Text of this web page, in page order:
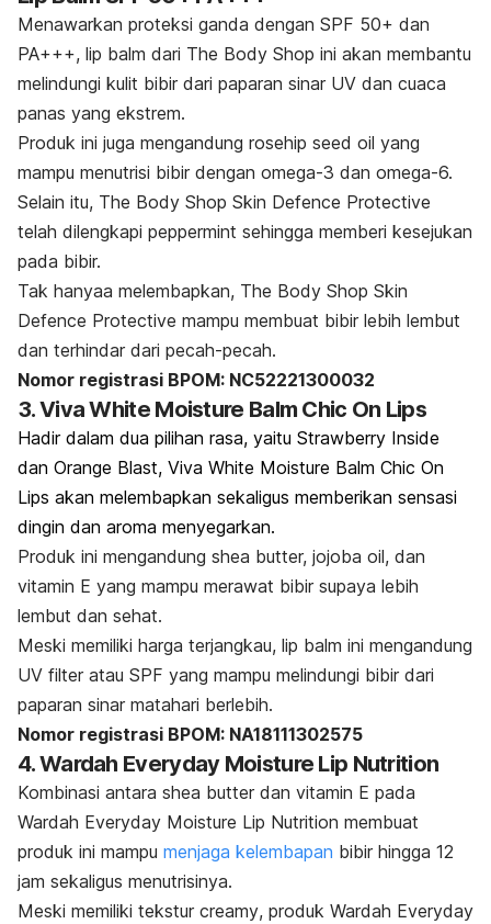
Menawarkan proteksi ganda dengan SPF 50+ dan
PA+++, lip balm dari The Body Shop ini akan membantu
melindungi kulit bibir dari paparan sinar UV dan cuaca
panas yang ekstrem.
Produk ini juga mengandung rosehip seed oil yang
mampu menutrisi bibir dengan omega-3 dan omega-6.
Selain itu, The Body Shop Skin Defence Protective
telah dilengkapi peppermint sehingga memberi kesejukan
pada bibir.
Tak hanyaa melembapkan, The Body Shop Skin
Defence Protective mampu membuat bibir lebih lembut
dan terhindar dari pecah-pecah.
Nomor registrasi BPOM: NC52221300032
3. Viva White Moisture Balm Chic On Lips
Hadir dalam dua pilihan rasa, yaitu Strawberry Inside
dan Orange Blast, Viva White Moisture Balm Chic On
Lips akan melembapkan sekaligus memberikan sensasi
dingin dan aroma menyegarkan.
Produk ini mengandung shea butter, jojoba oil, dan
vitamin E yang mampu merawat bibir supaya lebih
lembut dan sehat.
Meski memiliki harga terjangkau, lip balm ini mengandung
UV filter atau SPF yang mampu melindungi bibir dari
paparan sinar matahari berlebih.
Nomor registrasi BPOM: NA18111302575
4. Wardah Everyday Moisture Lip Nutrition
Kombinasi antara shea butter dan vitamin E pada
Wardah Everyday Moisture Lip Nutrition membuat
produk ini mampu menjaga kelembapan bibir hingga 12
jam sekaligus menutrisinya.
Meski memiliki tekstur creamy, produk Wardah Everyday